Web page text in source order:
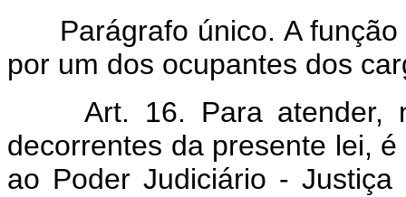
Parágrafo único. A
por um dos ocupantes dos
Art. 16. Para atender,
decorrentes da presente lei,
ao Poder Judiciário -